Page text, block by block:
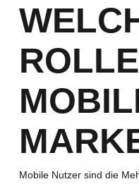
Mobile Nutzer sind die